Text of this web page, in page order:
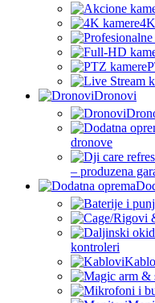
Dronovi
dronove
– produzena
kontroleri